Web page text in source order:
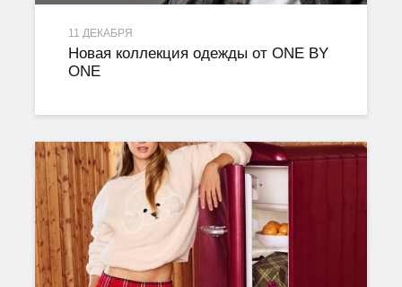
11 ДЕКАБРЯ
Новая коллекция одежды от ONE BY
ONE